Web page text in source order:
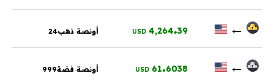
←
4,264.39
USD أونصة ذهب24
←
61.6038
USD أونصة فضة999